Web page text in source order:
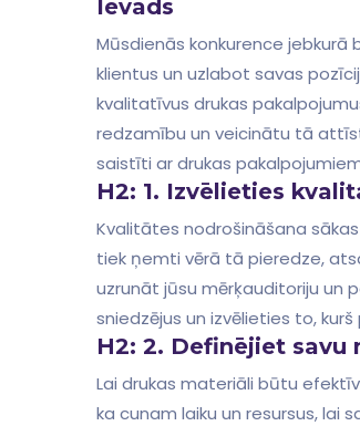
Ievads
Mūsdienās konkurence jebkurā
klientus ‌un uzlabot savas
⁢kvalitatīvus drukas
redzamību un ​veicinātu tā
saistīti ar drukas
H2: 1. Izvēlieties
Kvalitātes nodrošināšana
tiek ņemti vērā tā pieredze,
uzrunāt jūsu mērķauditoriju‌ un
sniedzējus un⁤ izvēlieties to,
H2: 2. Definējiet
Lai drukas materiāli būtu
ka cunam laiku ⁤un resursus, lai